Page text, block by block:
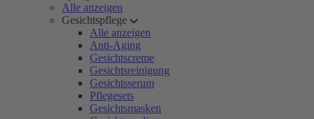
Alle anzeigen
Gesichtspflege
Alle anzeigen
Anti-Aging
Gesichtscreme
Gesichtsreinigung
Gesichtsserum
Pflegesets
Gesichtsmasken